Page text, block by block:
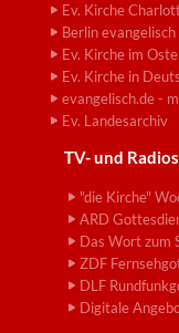
Ev. Kirche
Berlin evangelisch
Ev. Kirche im
Ev. Kirche in
evangelisch.de -
Ev. Landesarchiv
TV- und
"die Kirche"
ARD
Das Wort zum
ZDF
DLF
Digitale